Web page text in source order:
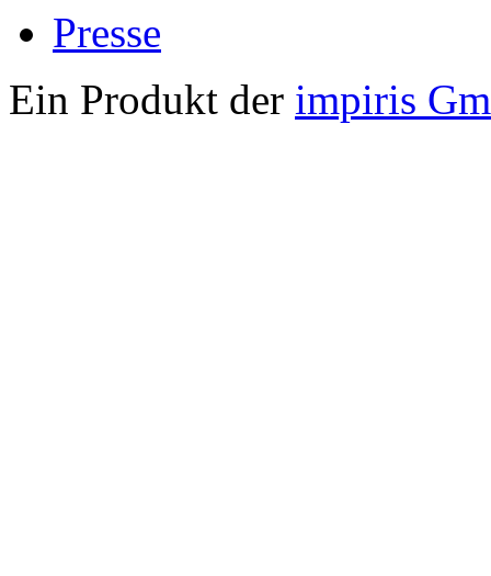
Presse
Ein Produkt der impiris